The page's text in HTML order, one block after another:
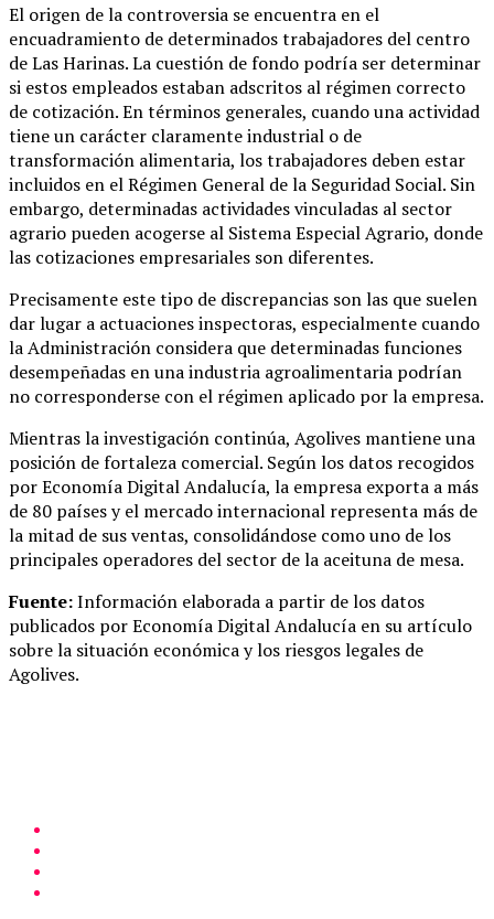
El origen de la controversia se encuentra en el
encuadramiento de determinados trabajadores del centro
de Las Harinas. La cuestión de fondo podría ser determinar
si estos empleados estaban adscritos al régimen correcto
de cotización. En términos generales, cuando una actividad
tiene un carácter claramente industrial o de
transformación alimentaria, los trabajadores deben estar
incluidos en el Régimen General de la Seguridad Social. Sin
embargo, determinadas actividades vinculadas al sector
agrario pueden acogerse al Sistema Especial Agrario, donde
las cotizaciones empresariales son diferentes.
Precisamente este tipo de discrepancias son las que suelen
dar lugar a actuaciones inspectoras, especialmente cuando
la Administración considera que determinadas funciones
desempeñadas en una industria agroalimentaria podrían
no corresponderse con el régimen aplicado por la empresa.
Mientras la investigación continúa, Agolives mantiene una
posición de fortaleza comercial. Según los datos recogidos
por Economía Digital Andalucía, la empresa exporta a más
de 80 países y el mercado internacional representa más de
la mitad de sus ventas, consolidándose como uno de los
principales operadores del sector de la aceituna de mesa.
Fuente:Información elaborada a partir de los datos
publicados por Economía Digital Andalucía en su artículo
sobre la situación económica y los riesgos legales de
Agolives.